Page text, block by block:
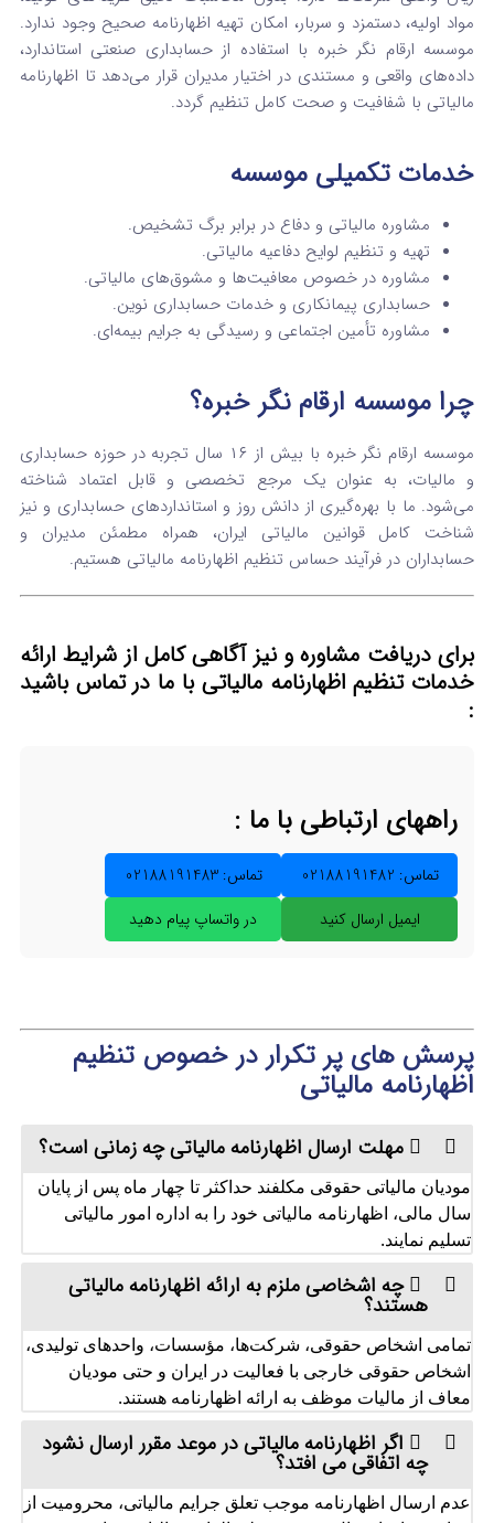
مواد اولیه، دستمزد و سربار، امکان تهیه اظهارنامه صحیح وجود ندارد.
موسسه ارقام نگر خبره با استفاده از حسابداری صنعتی استاندارد،
داده‌های واقعی و مستندی در اختیار مدیران قرار می‌دهد تا اظهارنامه
مالیاتی با شفافیت و صحت کامل تنظیم گردد.
خدمات تکمیلی موسسه
مشاوره مالیاتی و دفاع در برابر برگ تشخیص.
تهیه و تنظیم لوایح دفاعیه مالیاتی.
مشاوره در خصوص معافیت‌ها و مشوق‌های مالیاتی.
حسابداری پیمانکاری و خدمات حسابداری نوین.
مشاوره تأمین اجتماعی و رسیدگی به جرایم بیمه‌ای.
چرا موسسه ارقام نگر خبره؟
موسسه ارقام نگر خبره با بیش از ۱۶ سال تجربه در حوزه حسابداری
و مالیات، به عنوان یک مرجع تخصصی و قابل اعتماد شناخته
می‌شود. ما با بهره‌گیری از دانش روز و استانداردهای حسابداری و نیز
شناخت کامل قوانین مالیاتی ایران، همراه مطمئن مدیران و
حسابداران در فرآیند حساس تنظیم اظهارنامه مالیاتی هستیم.
برای دریافت مشاوره و نیز آگاهی کامل از شرایط ارائه
خدمات تنظیم اظهارنامه مالیاتیبا ما در تماسباشید
:
راههای ارتباطی با ما :
تماس: 02188191482
تماس: 02188191483
ایمیل ارسال کنید
در واتساپ پیام دهید
پرسش های پر تکرار در خصوص تنظیم
اظهارنامه مالیاتی
مهلت ارسال اظهارنامه مالیاتی چه زمانی است؟
مودیان مالیاتی حقوقی مکلفند حداکثر تا چهار ماه پس از پایان
سال مالی، اظهارنامه مالیاتی خود را به اداره امور مالیاتی
تسلیم نمایند.
چه اشخاصی ملزم به ارائه اظهارنامه مالیاتی
هستند؟
تمامی اشخاص حقوقی، شرکت‌ها، مؤسسات، واحدهای تولیدی،
اشخاص حقوقی خارجی با فعالیت در ایران و حتی مودیان
معاف از مالیات موظف به ارائه اظهارنامه هستند.
اگر اظهارنامه مالیاتی در موعد مقرر ارسال نشود
چه اتفاقی می‌ افتد؟
عدم ارسال اظهارنامه موجب تعلق جرایم مالیاتی، محرومیت از